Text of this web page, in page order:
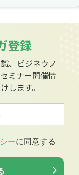
登録
、ビジネウノ
ミナー開催情
します。